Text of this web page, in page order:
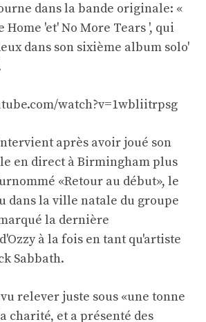
dans la bande originale: «
Home 'et' No More Tears ', qui
dans son sixième album solo'
watch?v=1wbliitrpsg
après avoir joué son
en direct à Birmingham plus
«Retour au début», le
dans la ville natale du groupe
la dernière
à la fois en tant qu'artiste
Sabbath.
relever juste sous «une tonne
charité, et a présenté des